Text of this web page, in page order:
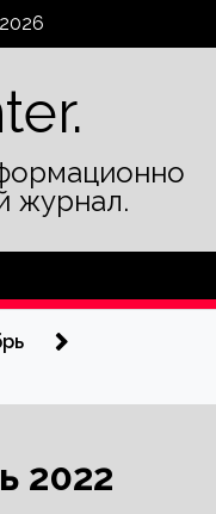
журнал.
2022